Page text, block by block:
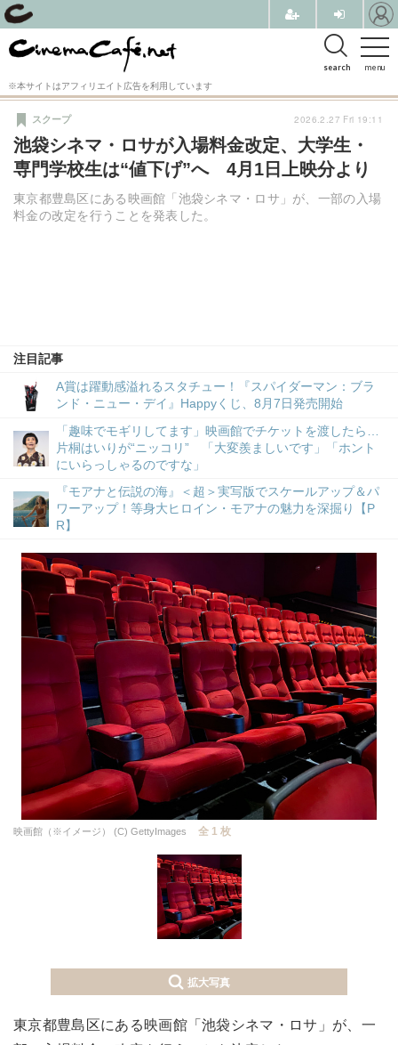
menu
search
※本サイトはアフィリエイト広告を利用しています
池袋シネマ・ロサが入場料金改定、大学生・
専門学校生は“値下げ”へ 4月1日上映分より
東京都豊島区にある映画館「池袋シネマ・ロサ」が、一部の入場
料金の改定を行うことを発表した。
スクープ
注目記事
A賞は躍動感溢れるスタチュー！『スパイダーマン：ブラ
ンド・ニュー・デイ』Happyくじ、8月7日発売開始
「趣味でモギリしてます」映画館でチケットを渡したら…
片桐はいりが“ニッコリ” 「大変羨ましいです」「ホント
にいらっしゃるのですな」
『モアナと伝説の海』＜超＞実写版でスケールアップ＆パ
ワーアップ！等身大ヒロイン・モアナの魅力を深掘り【P
R】
2026.2.27 Fri 19:11
映画館（※イメージ） (C) GettyImages 全 1 枚
拡大写真
東京都豊島区にある映画館「池袋シネマ・ロサ」が、一